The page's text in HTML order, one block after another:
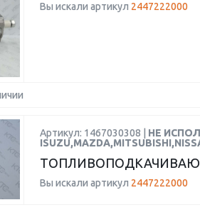
Вы искали артикул 2447222000
Артикул: 1467030308 | НЕ
Вы искали артикул 2447222000